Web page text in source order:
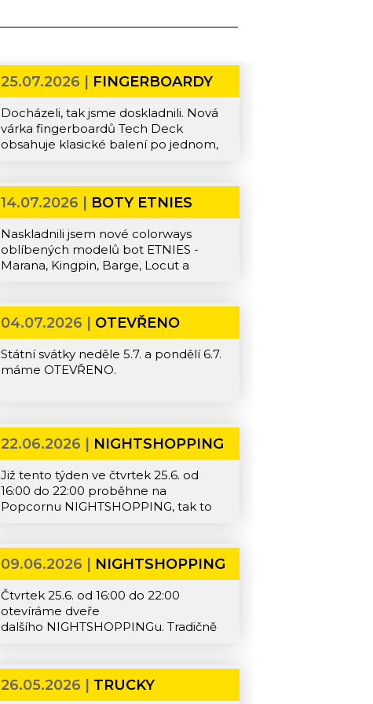
25.07.2026 | FINGERBOARDY
Docházeli, tak jsme doskladnili. Nová
várka fingerboardů Tech Deck
obsahuje klasické balení po jednom,
14.07.2026 | BOTY ETNIES
Naskladnili jsem nové colorways
oblíbených modelů bot ETNIES -
Marana, Kingpin, Barge, Locut a
04.07.2026 | OTEVŘENO
Státní svátky neděle 5.7. a pondělí 6.7.
máme OTEVŘENO.
22.06.2026 | NIGHTSHOPPING
Již tento týden ve čtvrtek 25.6. od
16:00 do 22:00 proběhne na
Popcornu NIGHTSHOPPING, tak to
09.06.2026 | NIGHTSHOPPING
Čtvrtek 25.6. od 16:00 do 22:00
otevíráme dveře
dalšího NIGHTSHOPPINGu. Tradičně
a kvalitní hudba. Přijďte se vybavit na
26.05.2026 | TRUCKY